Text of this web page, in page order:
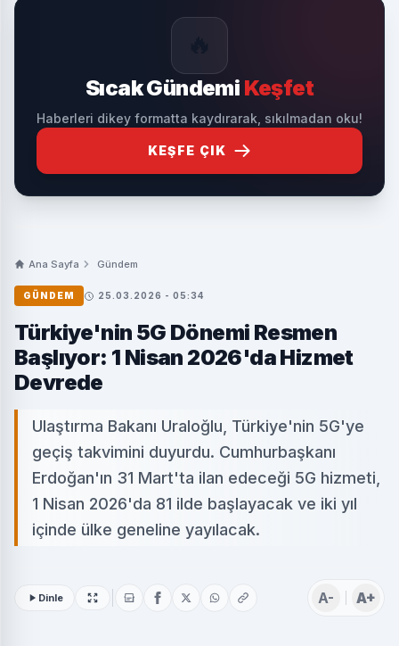
Sıcak Gündemi Keşfet
Haberleri dikey formatta kaydırarak, sıkılmadan oku!
KEŞFE ÇIK
Ana Sayfa Gündem
GÜNDEM 25.03.2026 - 05:34
Türkiye'nin 5G Dönemi Resmen
Başlıyor: 1 Nisan 2026'da Hizmet
Devrede
Ulaştırma Bakanı Uraloğlu, Türkiye'nin 5G'ye
geçiş takvimini duyurdu. Cumhurbaşkanı
Erdoğan'ın 31 Mart'ta ilan edeceği 5G hizmeti,
1 Nisan 2026'da 81 ilde başlayacak ve iki yıl
içinde ülke geneline yayılacak.
Dinle A- A+